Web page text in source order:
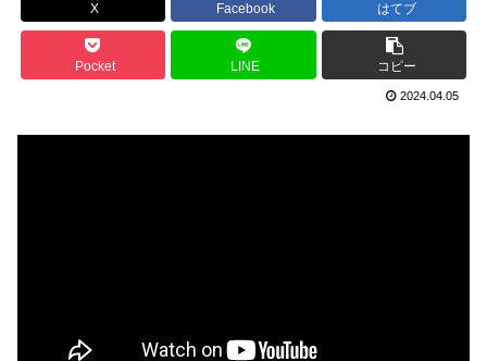
X Facebook はてブ
Pocket LINE コピー
2024.04.05